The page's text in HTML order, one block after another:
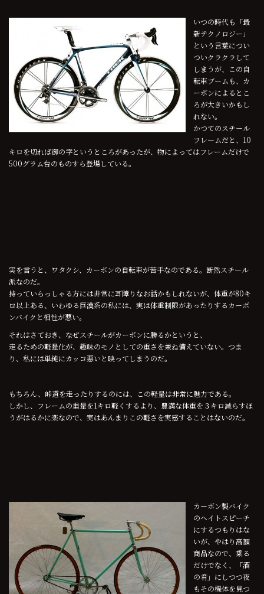
いつの時代も「最
新テクノロジー」
という言葉につい
ついクラクラして
しまうが、この自
転車ブームも、カ
ーボンによるとこ
ろが大きいかもし
れない。
かつてのスチール
フレームだと、10
キロを切れば御の字というところがあったが、物によってはフレームだけで
500グラム台のものすら登場している。
実を言うと、ワタクシ、カーボンの自転車が苦手なのである。断然スチール
派なのだ。
持っていらっしゃる方には非常に耳障りなお話かもしれないが、体重が80キ
ロ以上ある、いわゆる巨漢系の私には、実は体重制限があったりするカーボ
ンバイクと相性が悪い。
それはさておき、なぜスチールがカーボンに勝るかというと、
走るための軽量化が、趣味のモノとしての重さを兼ね備えていない。つま
り、私には単純にカッコ悪いと映ってしまうのだ。
もちろん、峠道を走ったりするのには、この軽量は非常に魅力である。
しかし、フレームの重量を1キロ軽くするより、豊満な体重を３キロ減らすほ
うがはるかに楽なので、実はあんまりこの軽さを実感することはないのだ。
カーボン製バイク
のヘイトスピーチ
にするつもりはな
いが、やはり高額
商品なので、乗る
だけでなく、「酒
の肴」にしつつ夜
もその機体を見つ